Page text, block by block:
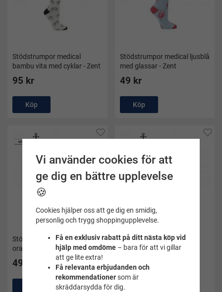
Stödstrumpor medical
bambu vita med cyklar - Zent
95 kr
Köp
Stödstrumpor medical ljusblå
med glassar - Zent
49 kr
Köp
Stödstrumpor medical
oranga med glassar - Zent
49 kr
Stödstrumpor medical
gula/lime - Zent
49 kr
Vi använder cookies för att
ge dig en bättre upplevelse
🍪
Cookies hjälper oss att ge dig en smidig,
personlig och trygg shoppingupplevelse.
Få en exklusiv rabatt på ditt nästa köp vid
hjälp med omdöme– bara för att vi gillar
att ge lite extra!
Få relevanta erbjudanden och
rekommendationersom är
skräddarsydda för dig.